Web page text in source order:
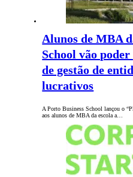
Alunos de MBA
School vão
de gestão de
lucrativos
A Porto Business School lançou o
aos alunos de MBA da escola a…